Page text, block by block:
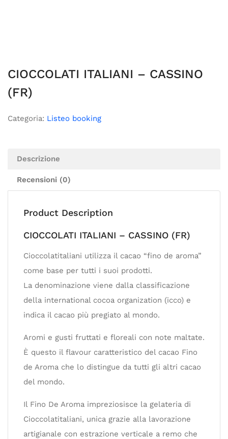
CIOCCOLATI ITALIANI – CASSINO
(FR)
Categoria: Listeo booking
Descrizione
Recensioni (0)
Product Description
CIOCCOLATI ITALIANI – CASSINO (FR)
Cioccolatitaliani utilizza il cacao “fino de aroma”
come base per tutti i suoi prodotti.
La denominazione viene dalla classificazione
della international cocoa organization (icco) e
indica il cacao più pregiato al mondo.
Aromi e gusti fruttati e floreali con note maltate.
È questo il flavour caratteristico del cacao Fino
de Aroma che lo distingue da tutti gli altri cacao
del mondo.
Il Fino De Aroma impreziosisce la gelateria di
Cioccolatitaliani, unica grazie alla lavorazione
artigianale con estrazione verticale a remo che